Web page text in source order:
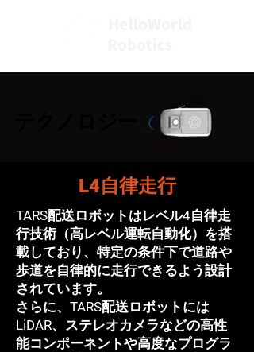
L4自律走行
TARS配送ロボットはレベル4自律走
行技術（高レベル運転自動化）を搭
載しており、特定の条件下で道路や
歩道を自律的に走行できるよう設計
されています。
さらに、TARS配送ロボットには
LiDAR、ステレオカメラなどの高性
能コンポーネントや高度なプログラ